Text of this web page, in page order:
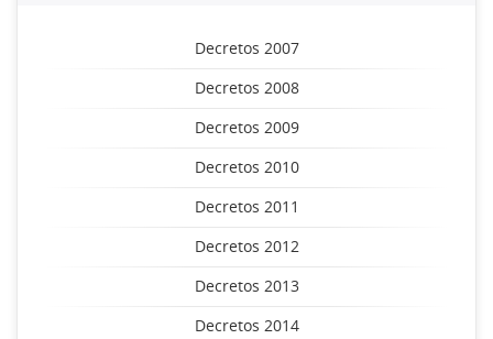
Decretos 2007
Decretos 2008
Decretos 2009
Decretos 2010
Decretos 2011
Decretos 2012
Decretos 2013
Decretos 2014